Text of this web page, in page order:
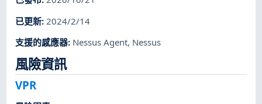
已更新: 2024/2/14
支援的感應器: Nessus Agent, Nessus
風險資訊
VPR